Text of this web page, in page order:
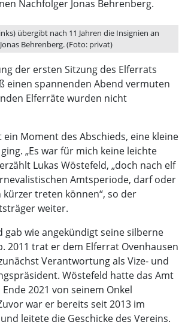
übergibt nach 11 Jahren die Insignien an
Behrenberg. (Foto: privat)
der ersten Sitzung des Elferrats
einen spannenden Abend vermuten
Elferräte wurden nicht
ein Moment des Abschieds, eine kleine
„Es war für mich keine leichte
Lukas Wöstefeld, „doch nach elf
Amtsperiode, darf oder
kürzer treten können“, so der
weiter.
gab wie angekündigt seine silberne
2011 trat er dem Elferrat Ovenhausen
Verantwortung als Vize- und
Wöstefeld hatte das Amt
2021 von seinem Onkel
war er bereits seit 2013 im
leitete die Geschicke des Vereins.